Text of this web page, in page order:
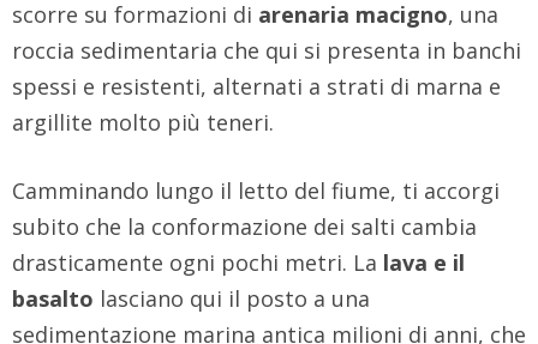
scorre su formazioni di arenaria macigno, una
roccia sedimentaria che qui si presenta in banchi
spessi e resistenti, alternati a strati di marna e
argillite molto più teneri.
Camminando lungo il letto del fiume, ti accorgi
subito che la conformazione dei salti cambia
drasticamente ogni pochi metri. La lava e il
basalto lasciano qui il posto a una
sedimentazione marina antica milioni di anni, che